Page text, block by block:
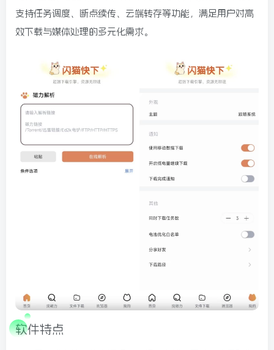
SVG波浪 腾飞图床
更新
支持任务调度、断点续传、云端转存等功能，满足用户对高
效下载与媒体处理的多元化需求。
软件特点